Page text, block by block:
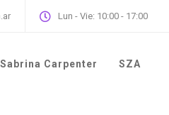
Lun - Vie: 10:00 - 17:00
Sabrina Carpenter SZA